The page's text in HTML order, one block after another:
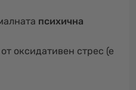
психична
от оксидативен стрес (е